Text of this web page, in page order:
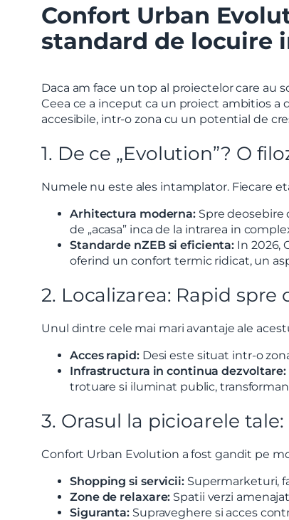
Confort Urban
standard de locuire
Daca am face un top al proiectelor care
Ceea ce a inceput ca un proiect ambitios a
accesibile, intr-o zona cu un potential de
1. De ce „Evolution”? O
Numele nu este ales intamplator. Fiecare
Arhitectura moderna: Spre
de „acasa” inca de la intrarea in
Standarde nZEB si eficienta: In 2026,
oferind un confort termic ridicat, un
2. Localizarea: Rapid
Unul dintre cele mai mari avantaje ale
Acces rapid:Desi este situat intr-o
Infrastructura in continua dezvoltare:
trotuare si iluminat public,
3. Orasul la picioarele
Confort Urban Evolution a fost gandit pe
Shopping si servicii:Supermarketuri,
Zone de relaxare: Spatii verzi
Siguranta: Supraveghere si acces